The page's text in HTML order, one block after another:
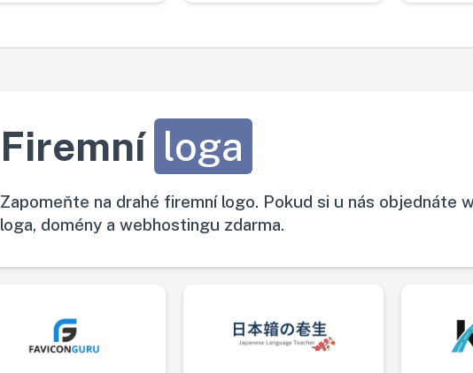
Firemní loga
Zapomeňte na drahé firemní logo. Pokud si u nás objednáte
loga, domény a webhostingu zdarma.